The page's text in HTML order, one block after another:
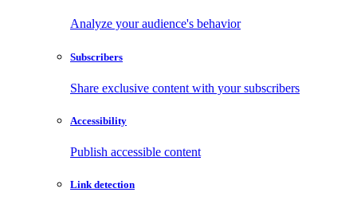
Analyze your audience's behavior
Subscribers
Share exclusive content with your subscribers
Accessibility
Publish accessible content
Link detection